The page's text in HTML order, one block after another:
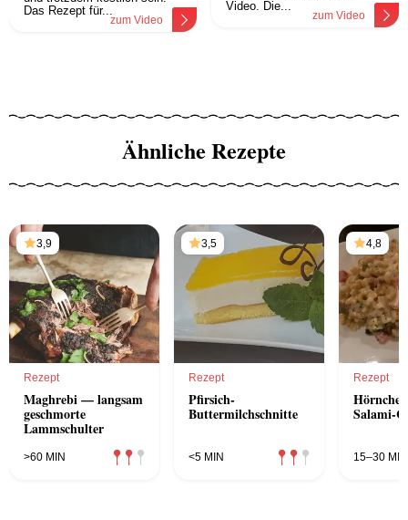
Das Rezept für...
zum Video
Video. Die...
zum Video
Ähnliche Rezepte
3,9
Rezept
Maghrebi — langsam
geschmorte
Lammschulter
>60 MIN
3,5
Rezept
Pfirsich-
Buttermilchschnitte
<5 MIN
4,8
Rezept
Salami-
15–30 MIN